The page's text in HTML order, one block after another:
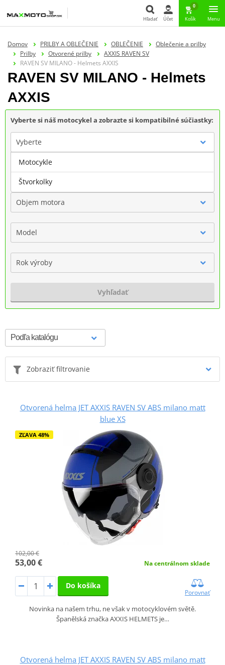
Hľadať
Hľadať Účet
0
Košík Menu
Domov PRILBY A OBLEČENIE OBLEČENIE
Oblečenie a prilby
Prilby
Otvorené prilby
AXXIS RAVEN SV
RAVEN SV MILANO - Helmets AXXIS
RAVEN SV MILANO - Helmets
AXXIS
Vyberte si náš motocykel a zobrazte si kompatibilné súčiastky:
Vyberte
Značka
Objem motora
Model
Rok výroby
Vyhľadať
Zobraziť filtrovanie
Otvorená helma JET AXXIS RAVEN SV ABS milano matt
blue XS
ZĽAVA 48%
102,00 €
53,00 € Na centrálnom sklade
Do košíka
Porovnať
Novinka na našem trhu, ne však v motocyklovém světě.
Španělská značka AXXIS HELMETS je…
Otvorená helma JET AXXIS RAVEN SV ABS milano matt
Motocykle
Štvorkolky